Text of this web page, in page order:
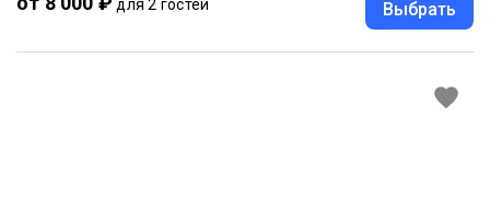
для 2 гостей Выбрать